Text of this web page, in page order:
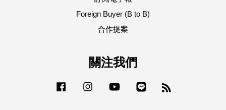
Foreign Buyer (B to B)
合作提案
關注我們
Facebook Instagram YouTube